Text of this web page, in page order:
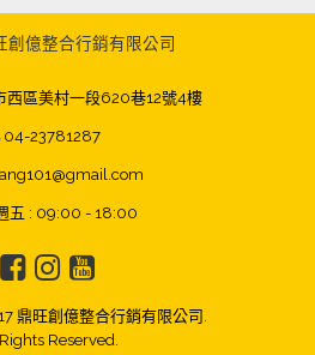
創億整合行銷有限公司
區美村一段620巷12號4樓
04-23781287
五 : 09:00 - 18:00
鼎旺創億整合行銷有限公司.
Reserved.